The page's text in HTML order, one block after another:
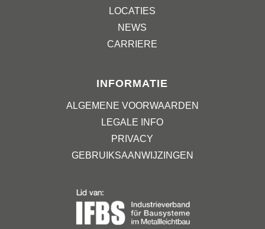
LOCATIES
NEWS
CARRIERE
INFORMATIE
ALGEMENE VOORWAARDEN
LEGALE INFO
PRIVACY
GEBRUIKSAANWIJZINGEN